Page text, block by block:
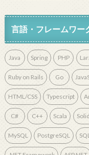
言語・フレームワー
Java Spring PHP
Ruby on Rails Go
HTML/CSS Typescript
C# C++ Scala
MySQL PostgreSQL